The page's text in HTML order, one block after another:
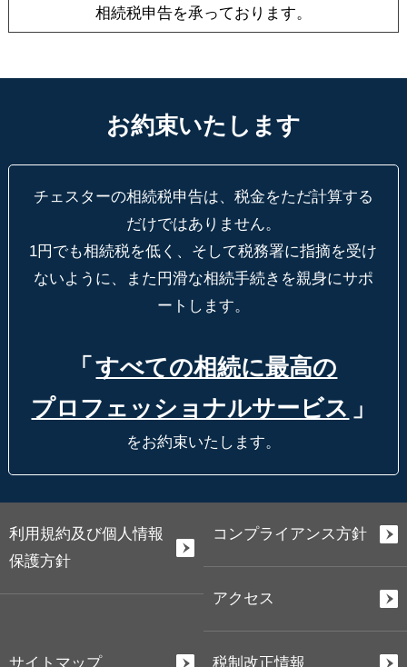
相続税申告を承っております。
お約束いたします
チェスターの相続税申告は、税金をただ計算する
だけではありません。
1円でも相続税を低く、そして税務署に指摘を受け
ないように、
また円滑な相続手続きを親身にサポ
ートします。
「 すべての相続に最高の
プロフェッショナルサービス 」
をお約束いたします。
利用規約及び個人情報
保護方針
コンプライアンス方針
アクセス
サイトマップ 税制改正情報